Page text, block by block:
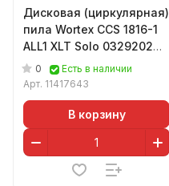
Дисковая (циркулярная)
пила Wortex CCS 1816-1
ALL1 XLT Solo 0329202
(без АКБ)
0
Есть в наличии
Арт. 11417643
В корзину